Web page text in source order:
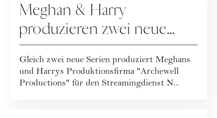
Meghan & Harry
produzieren zwei neue
Netflix-Dokus
Gleich zwei neue Serien produziert Meghans
und Harrys Produktionsfirma "Archewell
Productions" für den Streamingdienst N...